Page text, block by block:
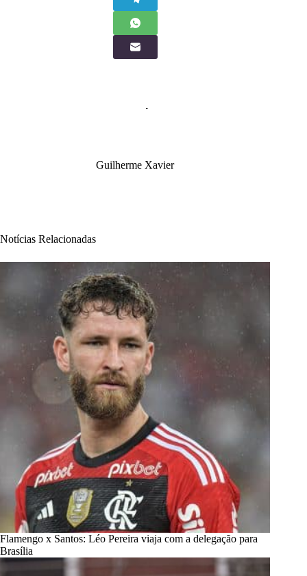
Guilherme Xavier
Notícias Relacionadas
Flamengo x Santos: Léo Pereira viaja com a delegação para
Brasília